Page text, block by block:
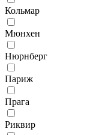
Кольмар
Мюнхен
Нюрнберг
Париж
Прага
Риквир